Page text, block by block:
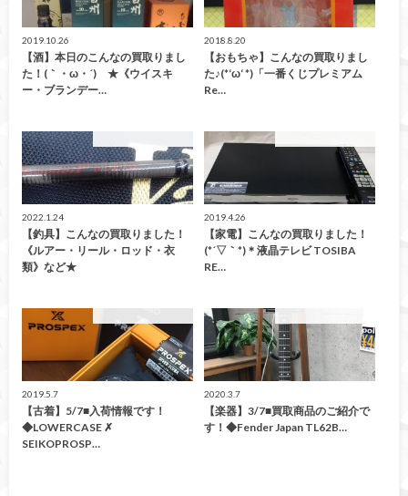
2019.10.26
【酒】本日のこんなの買取りまし
た！(｀・ω・´)ゞ★《ウイスキ
ー・ブランデー…
2018.8.20
【おもちゃ】こんなの買取りまし
た♪(*‘ω‘ *)「一番くじプレミアム
Re…
2022.1.24
【釣具】こんなの買取りました！
《ルアー・リール・ロッド・衣
類》など★
2019.4.26
【家電】こんなの買取りました！
(*´▽｀*)＊液晶テレビ TOSIBA
RE…
2019.5.7
【古着】5/7■入荷情報です！
◆LOWERCASE ✗
SEIKOPROSP…
2020.3.7
【楽器】3/7■買取商品のご紹介で
す！◆Fender Japan TL62B…